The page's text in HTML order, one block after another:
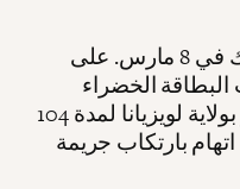
تم اعتقال خليل من قبل عملاء فيدراليين في مدينة نيويورك في 8 مارس. على
الخضراء
وتأشيرة الطالب الخاصة به. وتم احتجازه في مركز احتجاز بولاية لويزيانا لمدة 104
بارتكاب جريمة